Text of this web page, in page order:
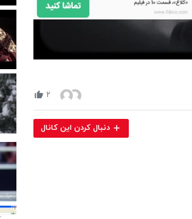
۲
دنبال کردن این کانال